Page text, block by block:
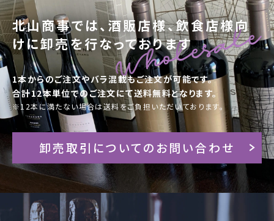
北山商事では、酒販店様、飲食店様向
けに卸売を行なっております
1本からのご注文やバラ混載もご注文が可能です。
合計12本単位でのご注文にて送料無料となります。
※12本に満たない場合は送料をご負担いただいております。
卸売取引についてのお問い合わせ